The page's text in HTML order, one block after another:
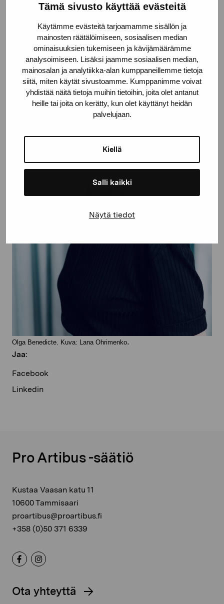
Tämä sivusto käyttää evästeitä
Käytämme evästeitä tarjoamamme sisällön ja
mainosten räätälöimiseen, sosiaalisen median
ominaisuuksien tukemiseen ja kävijämäärämme
analysoimiseen. Lisäksi jaamme sosiaalisen median,
mainosalan ja analytiikka-alan kumppaneillemme tietoja
siitä, miten käytät sivustoamme. Kumppanimme voivat
yhdistää näitä tietoja muihin tietoihin, joita olet antanut
heille tai joita on kerätty, kun olet käyttänyt heidän
palvelujaan.
Kiellä
Salli kaikki
Näytä tiedot
Jaa:
Facebook
Linkedin
ystävälle Ylva Holländerille ja hänen aviomiehelleen.
Olga Benedicte. Kuva: Lana Ohrimenko.
Pro Artibus -säätiö
Kustaa Vaasan katu 11
10600 Tammisaari
proartibus@proartibus.fi
+358 (0)50 371 6339
Ota yhteyttä